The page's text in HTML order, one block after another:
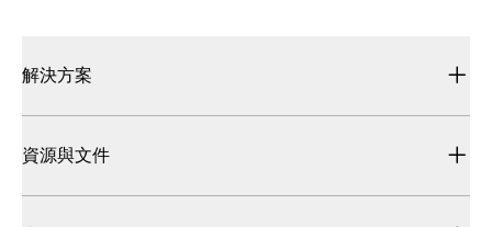
解決方案
資源與文件